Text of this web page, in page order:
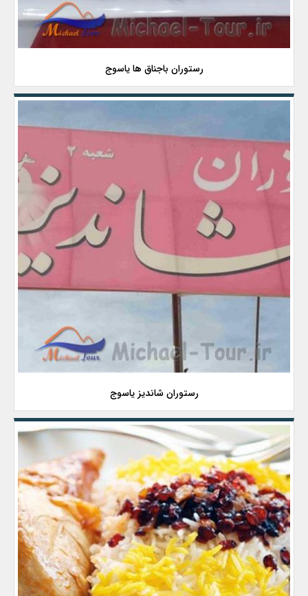
رستوران باجناق ها یاسوج
رستوران شاندیز یاسوج